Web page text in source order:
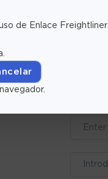
de Enlace Freightliner